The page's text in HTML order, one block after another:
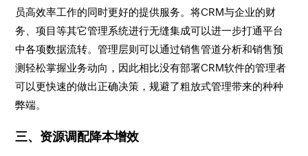
员高效率工作的同时更好的提供服务。将CRM与企业的财
务、项目等其它管理系统进行无缝集成可以进一步打通平台
中各项数据流转。管理层则可以通过销售管道分析和销售预
测轻松掌握业务动向，因此相比没有部署CRM软件的管理者
可以更快速的做出正确决策，规避了粗放式管理带来的种种
弊端。
三、资源调配降本增效